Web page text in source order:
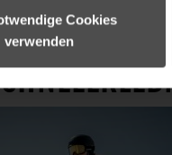
Cookies
verwenden